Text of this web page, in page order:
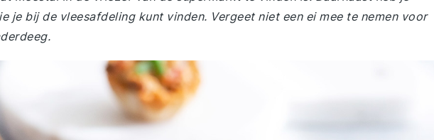
je bij de vleesafdeling kunt vinden. Vergeet niet een ei mee te nemen voor